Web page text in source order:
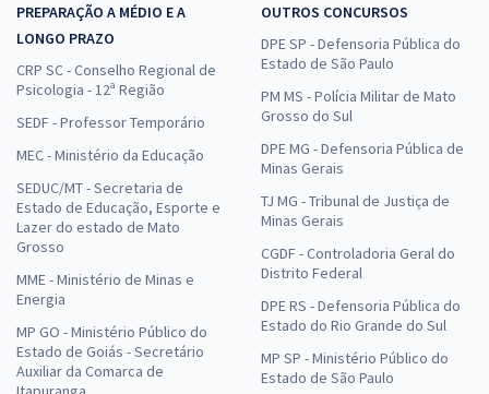
PREPARAÇÃO A MÉDIO E A
LONGO PRAZO
CRP SC - Conselho Regional de
Psicologia - 12ª Região
SEDF - Professor Temporário
MEC - Ministério da Educação
SEDUC/MT - Secretaria de
Estado de Educação, Esporte e
Lazer do estado de Mato
Grosso
MME - Ministério de Minas e
Energia
MP GO - Ministério Público do
Estado de Goiás - Secretário
Auxiliar da Comarca de
OUTROS CONCURSOS
DPE SP - Defensoria Pública do
Estado de São Paulo
PM MS - Polícia Militar de Mato
Grosso do Sul
DPE MG - Defensoria Pública de
Minas Gerais
TJ MG - Tribunal de Justiça de
Minas Gerais
CGDF - Controladoria Geral do
Distrito Federal
DPE RS - Defensoria Pública do
Estado do Rio Grande do Sul
MP SP - Ministério Público do
Estado de São Paulo